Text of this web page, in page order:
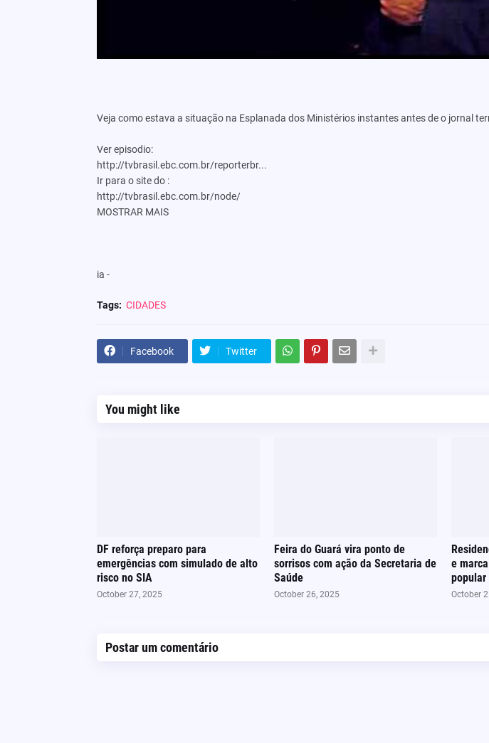
Veja como estava a situação na Esplanada dos Ministérios instantes antes de o jornal
Ver episodio:
http://tvbrasil.ebc.com.br/reporterbr...
Ir para o site do :
http://tvbrasil.ebc.com.br/node/
MOSTRAR MAIS
ia -
Tags: CIDADES
Facebook Twitter
You might like
DF reforça preparo para
emergências com simulado de alto
risco no SIA
October 27, 2025
Feira do Guará vira ponto de
sorrisos com ação da Secretaria de
Saúde
October 26, 2025
e
popular
October
Postar um comentário